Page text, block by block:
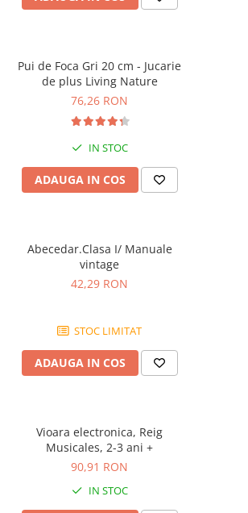
Pui de Foca Gri 20 cm - Jucarie
de plus Living Nature
76,26 RON
IN STOC
ADAUGA IN COS
Abecedar.Clasa I/ Manuale
vintage
42,29 RON
STOC LIMITAT
ADAUGA IN COS
Vioara electronica, Reig
Musicales, 2-3 ani +
90,91 RON
IN STOC